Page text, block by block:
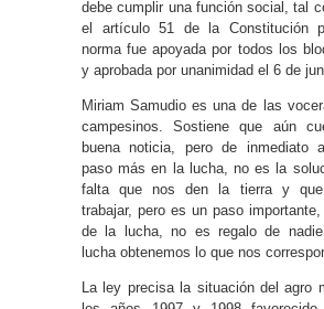
debe cumplir una función social, tal
el artículo 51 de la Constitución
norma fue apoyada por todos los
y aprobada por unanimidad el 6 de
Miriam Samudio es una de las
campesinos. Sostiene que aún
buena noticia, pero de inmediato
paso más en la lucha, no es la
falta que nos den la tierra y que
trabajar, pero es un paso
de la lucha, no es regalo de
lucha obtenemos lo que nos
La ley precisa la situación del agro